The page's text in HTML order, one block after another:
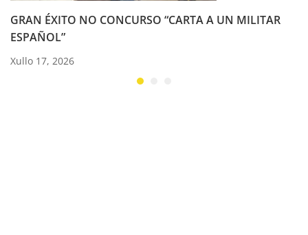
GRAN ÉXITO NO CONCURSO “CARTA A UN MILITAR
ESPAÑOL”
Xullo 17, 2026